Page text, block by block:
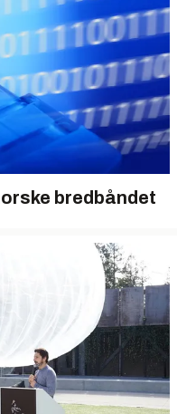
bredbåndet